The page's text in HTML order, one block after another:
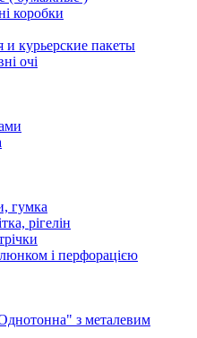
коробки
и курьерские пакеты
очі
гумка
рігелін
і перфорацією
з металевим